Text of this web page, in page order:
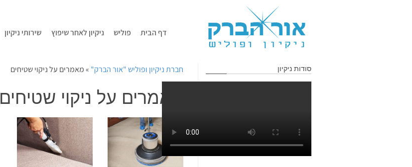
דף הבית פוליש ניקיון לאחר שיפוץ שירותי ניקיון
חברת ניקיון ופוליש "אור הברק" »מאמרים על ניקוי שטיחים
מאמרים על ניקוי שטיחים
סודות ניקיון